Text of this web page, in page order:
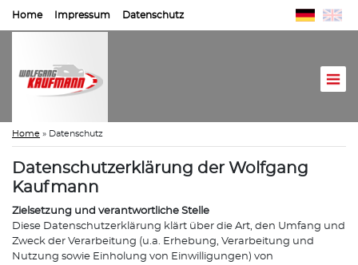
Home Impressum Datenschutz
Home » Datenschutz
Datenschutzerklärung der Wolfgang
Kaufmann
Zielsetzung und verantwortliche Stelle
Diese Datenschutzerklärung klärt über die Art, den Umfang und
Zweck der Verarbeitung (u.a. Erhebung, Verarbeitung und
Nutzung sowie Einholung von Einwilligungen) von